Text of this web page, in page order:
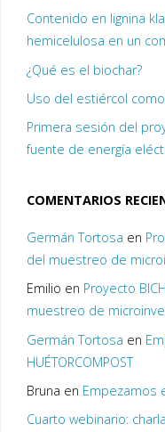
Contenido en lignina
hemicelulosa en un
¿Qué es el biochar?
Uso del estiércol
Primera sesión del
fuente de energía
COMENTARIOS
Germán Tortosa en
del muestreo de
Emilio en Proyecto
muestreo de
Germán Tortosa en
HUÉTORCOMPOST
Bruna en Empezamos
Cuarto webinario: